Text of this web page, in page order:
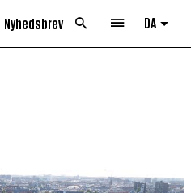
Nyhedsbrev DA List